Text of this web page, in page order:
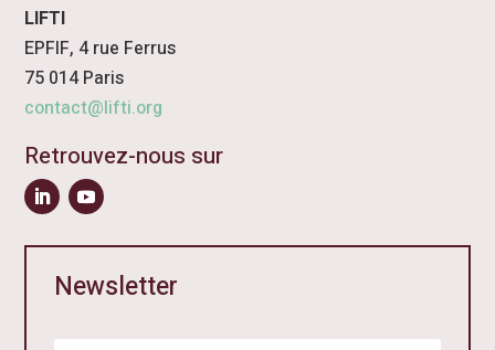
LIFTI
EPFIF, 4 rue Ferrus
75 014 Paris
contact@lifti.org
Retrouvez-nous sur
Newsletter